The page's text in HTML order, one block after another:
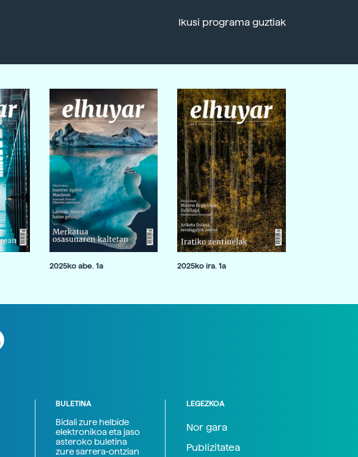
Ikusi programa guztiak
2025ko abe. 1a 2025ko ira. 1a
BULETINA
Bidali zure helbide
elektronikoa eta jaso
asteroko buletina
zure sarrera-ontzian
LEGEZKOA
Nor gara
Publizitatea